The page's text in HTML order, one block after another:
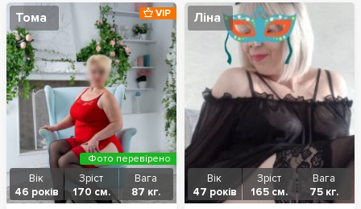
Тома
Вік
46 років
Зріст
170 см.
Вага
87 кг.
VIP
Фото перевірено
Ліна
Вік
47 років
Зріст
165 см.
Вага
75 кг.